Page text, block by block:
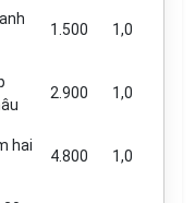
1.500 1,0
2.900 1,0
hai
4.800 1,0